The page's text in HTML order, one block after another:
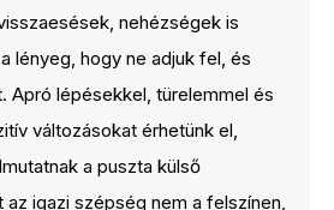
nehézségek is
lényeg, hogy ne adjuk fel, és
Apró lépésekkel, türelemmel és
változásokat érhetünk el,
a puszta külső
igazi szépség nem a felszínen,